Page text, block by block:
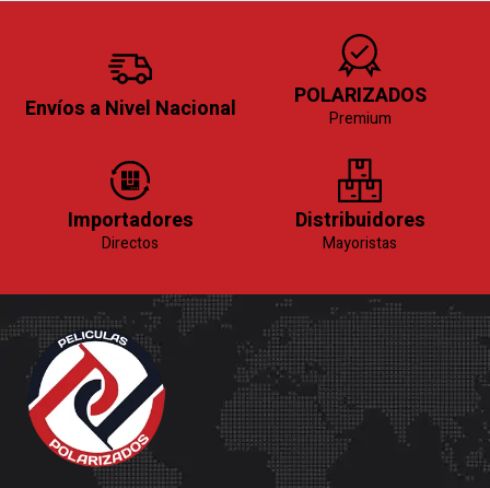
Envíos a Nivel Nacional POLARIZADOS
Premium
Importadores
Directos
Distribuidores
Mayoristas